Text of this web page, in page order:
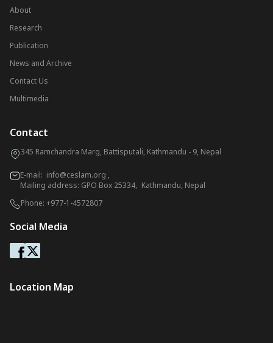
About
Research
Publication
News and Archive
Contact Us
Multimedia
Contact
345 Ramchandra Marg, Battisputali, Kathmandu - 9, Nepal
E-mail: info@ceslam.org ,
Mailing address: GPO Box 25334, Kathmandu, Nepal
Phone: +977-1-4572807
Social Media
Location Map